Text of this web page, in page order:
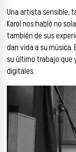
Una artista sensible,
Karol nos habló no
también de sus
dan vida a su
su último trabajo que
digitales.